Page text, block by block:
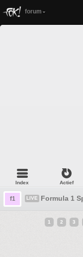
forum
Index Actief
f1 LIVE Formula 1
1 2 3